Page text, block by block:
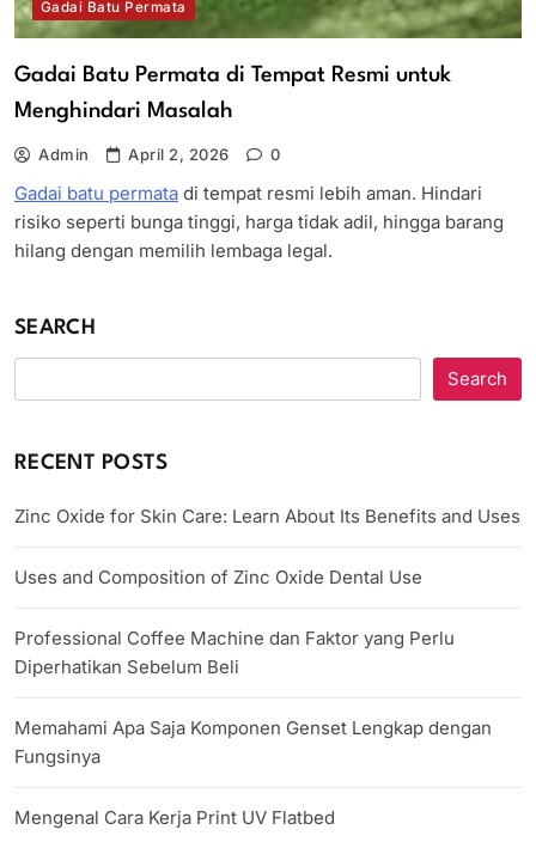
Gadai Batu Permata
Gadai Batu Permata di Tempat Resmi untuk
Menghindari Masalah
Admin April 2, 2026 0
Gadai batu permata di tempat resmi lebih aman. Hindari
risiko seperti bunga tinggi, harga tidak adil, hingga barang
hilang dengan memilih lembaga legal.
SEARCH
Search
RECENT POSTS
Zinc Oxide for Skin Care: Learn About Its Benefits and Uses
Uses and Composition of Zinc Oxide Dental Use
Professional Coffee Machine dan Faktor yang Perlu
Diperhatikan Sebelum Beli
Memahami Apa Saja Komponen Genset Lengkap dengan
Fungsinya
Mengenal Cara Kerja Print UV Flatbed